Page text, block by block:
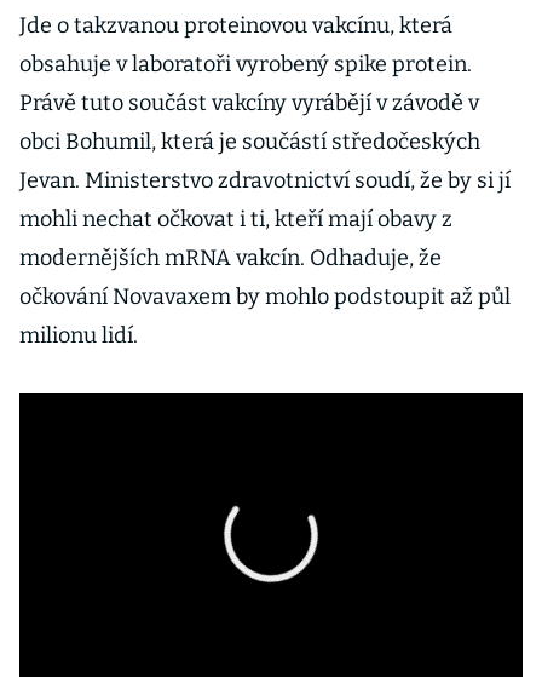
Jde o takzvanou proteinovou vakcínu, která
obsahuje v laboratoři vyrobený spike protein.
Právě tuto součást vakcíny vyrábějí v závodě v
obci Bohumil, která je součástí středočeských
Jevan. Ministerstvo zdravotnictví soudí, že by si jí
mohli nechat očkovat i ti, kteří mají obavy z
modernějších mRNA vakcín. Odhaduje, že
očkování Novavaxem by mohlo podstoupit až půl
milionu lidí.